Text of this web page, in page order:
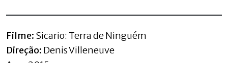
Filme: Sicario: Terra de Ninguém
Direção: Denis Villeneuve